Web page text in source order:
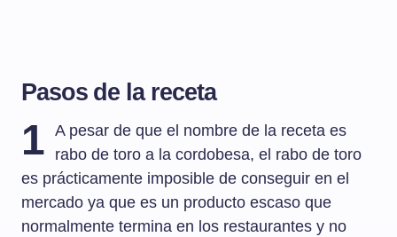
Pasos de la receta
1
A pesar de que el nombre de la receta es
rabo de toro a la cordobesa, el rabo de toro
es prácticamente imposible de conseguir en el
mercado ya que es un producto escaso que
normalmente termina en los restaurantes y no